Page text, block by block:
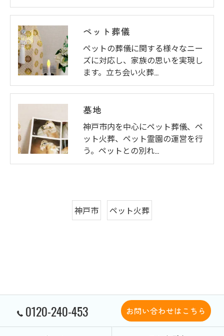
ペット葬儀
ペットの葬儀に関する様々なニー
ズに対応し、家族の思いを実現し
ます。立ち会い火葬…
墓地
神戸市内を中心にペット葬儀、ペ
ット火葬、ペット霊園の運営を行
う。ペットとの別れ…
神戸市 ペット火葬
0120-240-453 お問い合わせはこちら